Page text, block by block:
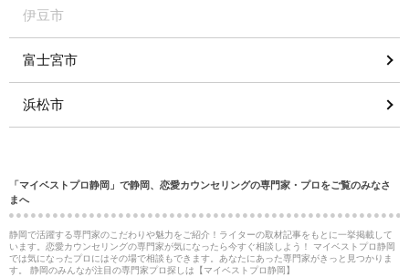
伊豆市
富士宮市
浜松市
「マイベストプロ静岡」で静岡、恋愛カウンセリングの専門家・プロをご覧のみなさ
まへ
静岡で活躍する専門家のこだわりや魅力をご紹介！ライターの取材記事をもとに一挙掲載して
います。恋愛カウンセリングの専門家が気になったら今すぐ相談しよう！ マイベストプロ静岡
では気になったプロにはその場で相談もできます。あなたにあった専門家がきっと見つかりま
す。 静岡のみんなが注目の専門家プロ探しは【マイベストプロ静岡】